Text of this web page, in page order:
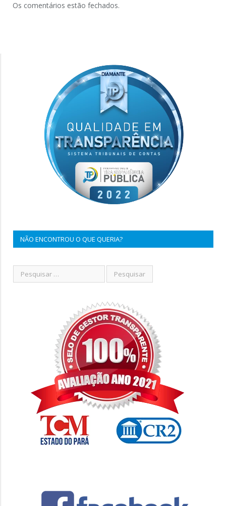
Os comentários estão fechados.
NÃO ENCONTROU O QUE QUERIA?